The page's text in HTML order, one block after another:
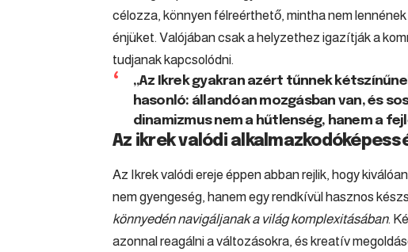
célozza, könnyen félreérthető, mintha nem
énjüket. Valójában csak a helyzethez igazítják a
tudjanak kapcsolódni.
„Az Ikrek gyakran azért tűnnek
hasonló: állandóan mozgásban van, és
dinamizmus nem a hűtlenség, hanem a
Az ikrek valódi
Az Ikrek valódi ereje éppen abban rejlik, hogy
nem gyengeség, hanem egy rendkívül hasznos
könnyedén navigáljanak a világ komplexitásában.
azonnal reagálni a változásokra, és kreatív